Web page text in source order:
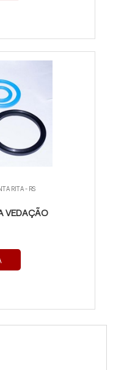
RITA - RS
VEDAÇÃO